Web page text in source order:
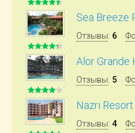
Sea Breeze
Отзывы: 6
Alor Grande
Отзывы: 5
Nazri
Отзывы: 4